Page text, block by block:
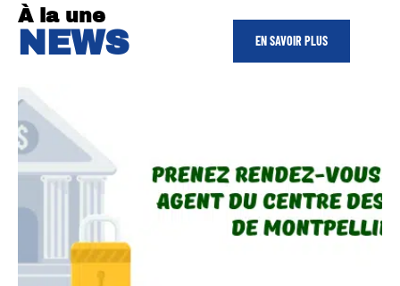
À la une
NEWS EN SAVOIR PLUS